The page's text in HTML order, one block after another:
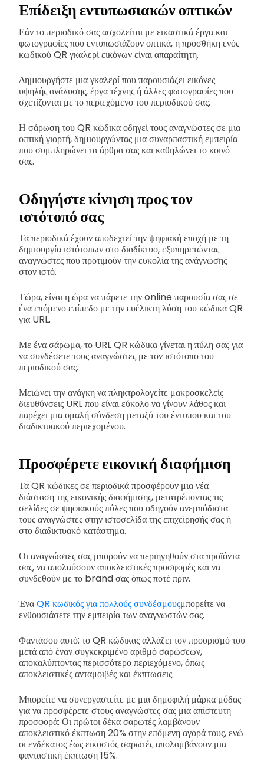
Επίδειξη εντυπωσιακών οπτικών
Εάν το περιοδικό σας ασχολείται με εικαστικά έργα και
φωτογραφίες που εντυπωσιάζουν οπτικά, η προσθήκη ενός
κωδικού QR γκαλερί εικόνων είναι απαραίτητη.
Δημιουργήστε μια γκαλερί που παρουσιάζει εικόνες
υψηλής ανάλυσης, έργα τέχνης ή άλλες φωτογραφίες που
σχετίζονται με το περιεχόμενο του περιοδικού σας.
Η σάρωση του QR κώδικα οδηγεί τους αναγνώστες σε μια
οπτική γιορτή, δημιουργώντας μια συναρπαστική εμπειρία
που συμπληρώνει τα άρθρα σας και καθηλώνει το κοινό
σας.
Οδηγήστε κίνηση προς τον
ιστότοπό σας
Τα περιοδικά έχουν αποδεχτεί την ψηφιακή εποχή με τη
δημιουργία ιστότοπων στο διαδίκτυο, εξυπηρετώντας
αναγνώστες που προτιμούν την ευκολία της ανάγνωσης
στον ιστό.
Τώρα, είναι η ώρα να πάρετε την online παρουσία σας σε
ένα επόμενο επίπεδο με την ευέλικτη λύση του κώδικα QR
για URL.
Με ένα σάρωμα, το URL QR κώδικα γίνεται η πύλη σας για
να συνδέσετε τους αναγνώστες με τον ιστότοπο του
περιοδικού σας.
Μειώνει την ανάγκη να πληκτρολογείτε μακροσκελείς
διευθύνσεις URL που είναι εύκολο να γίνουν λάθος και
παρέχει μια ομαλή σύνδεση μεταξύ του έντυπου και του
διαδικτυακού περιεχομένου.
Προσφέρετε εικονική διαφήμιση
Τα QR κώδικες σε περιοδικά προσφέρουν μια νέα
διάσταση της εικονικής διαφήμισης, μετατρέποντας τις
σελίδες σε ψηφιακούς πύλες που οδηγούν ανεμπόδιστα
τους αναγνώστες στην ιστοσελίδα της επιχείρησής σας ή
στο διαδικτυακό κατάστημα.
Οι αναγνώστες σας μπορούν να περιηγηθούν στα προϊόντα
σας, να απολαύσουν αποκλειστικές προσφορές και να
συνδεθούν με το brand σας όπως ποτέ πριν.
ΈναQR κωδικός για πολλούς συνδέσμουςμπορείτε να
ενθουσιάσετε την εμπειρία των αναγνωστών σας.
Φαντάσου αυτό: το QR κώδικας αλλάζει τον προορισμό του
μετά από έναν συγκεκριμένο αριθμό σαρώσεων,
αποκαλύπτοντας περισσότερο περιεχόμενο, όπως
αποκλειστικές ανταμοιβές και έκπτωσεις.
Μπορείτε να συνεργαστείτε με μια δημοφιλή μάρκα μόδας
για να προσφέρετε στους αναγνώστες σας μια απίστευτη
προσφορά: Οι πρώτοι δέκα σαρωτές λαμβάνουν
αποκλειστικό έκπτωση 20% στην επόμενη αγορά τους, ενώ
οι ενδέκατος έως εικοστός σαρωτές απολαμβάνουν μια
φανταστική έκπτωση 15%.